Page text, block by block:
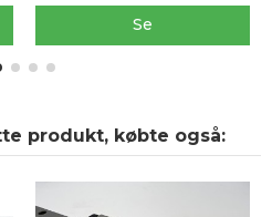
Se
produkt, købte også: